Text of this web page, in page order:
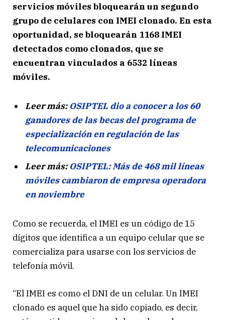
servicios móviles bloquearán un segundo
grupo de celulares con IMEI clonado. En esta
oportunidad, se bloquearán 1168 IMEI
detectados como clonados, que se
encuentran vinculados a 6532 líneas
móviles.
Leer más: OSIPTEL dio a conocer a los 60
ganadores de las becas del programa de
especialización en regulación de las
telecomunicaciones
Leer más: OSIPTEL: Más de 468 mil líneas
móviles cambiaron de empresa operadora
en noviembre
Como se recuerda, el IMEI es un código de 15
dígitos que identifica a un equipo celular que se
comercializa para usarse con los servicios de
telefonía móvil.
“El IMEI es como el DNI de un celular. Un IMEI
clonado es aquel que ha sido copiado, es decir,